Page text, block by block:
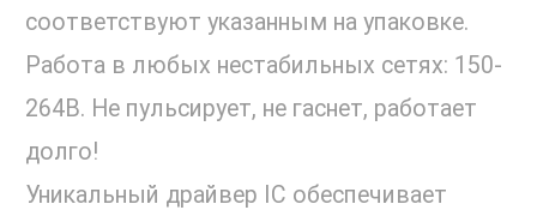
соответствуют указанным на упаковке.
Работа в любых нестабильных сетях: 150-
264В. Не пульсирует, не гаснет, работает
долго!
Уникальный драйвер IC обеспечивает